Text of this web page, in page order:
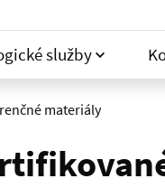
služby
materiály